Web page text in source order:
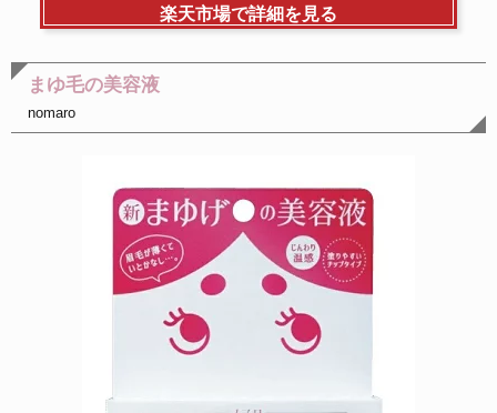
楽天市場で詳細を見る
まゆ毛の美容液
nomaro